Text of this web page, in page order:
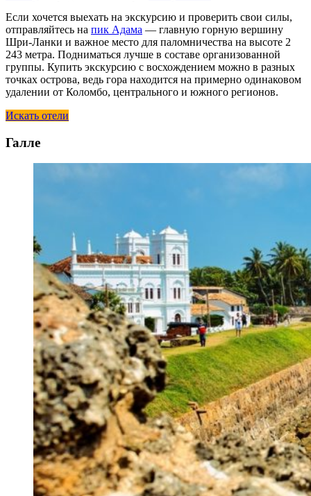
Если хочется выехать на экскурсию и проверить свои силы,
отправляйтесь на пик Адама — главную горную вершину
Шри-Ланки и важное место для паломничества на высоте 2
243 метра. Подниматься лучше в составе организованной
группы. Купить экскурсию с восхождением можно в разных
точках острова, ведь гора находится на примерно одинаковом
удалении от Коломбо, центрального и южного регионов.
Искать отели
Галле